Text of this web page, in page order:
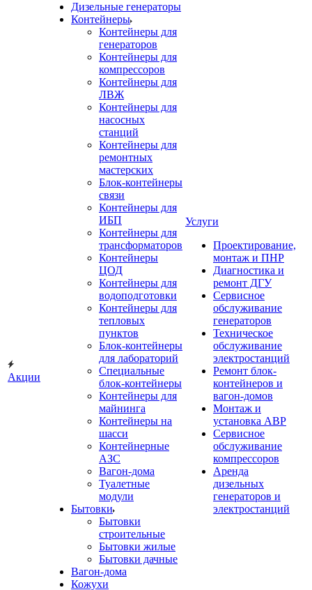
Акции
Дизельные генераторы
Контейнеры
Контейнеры для
генераторов
Контейнеры для
компрессоров
Контейнеры для
ЛВЖ
Контейнеры для
насосных
станций
Контейнеры для
ремонтных
мастерских
Блок-контейнеры
связи
Контейнеры для
ИБП
Контейнеры для
трансформаторов
Контейнеры
ЦОД
Контейнеры для
водоподготовки
Контейнеры для
тепловых
пунктов
Блок-контейнеры
для лабораторий
Специальные
блок-контейнеры
Контейнеры для
майнинга
Контейнеры на
шасси
Контейнерные
АЗС
Вагон-дома
Туалетные
модули
Бытовки
Бытовки
строительные
Бытовки жилые
Бытовки дачные
Вагон-дома
Кожухи
Услуги
Проектирование,
монтаж и ПНР
Диагностика и
ремонт ДГУ
Сервисное
обслуживание
генераторов
Техническое
обслуживание
электростанций
Ремонт блок-
контейнеров и
вагон-домов
Монтаж и
установка АВР
Сервисное
обслуживание
компрессоров
Аренда
дизельных
генераторов и
электростанций